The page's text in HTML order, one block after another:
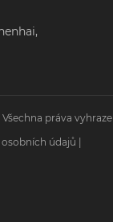
práva
údajů